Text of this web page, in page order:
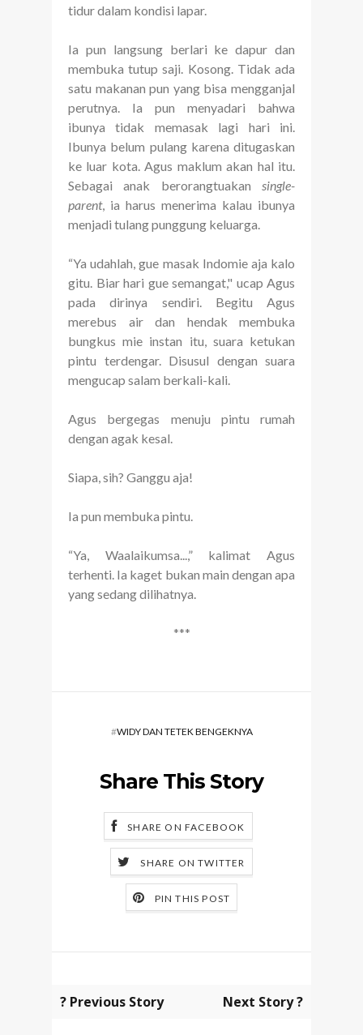
tidur dalam kondisi lapar.
Ia pun langsung berlari ke dapur dan
membuka tutup saji. Kosong. Tidak ada
satu makanan pun yang bisa mengganjal
perutnya. Ia pun menyadari bahwa
ibunya tidak memasak lagi hari ini.
Ibunya belum pulang karena ditugaskan
ke luar kota. Agus maklum akan hal itu.
Sebagai anak berorangtuakan single-
parent, ia harus menerima kalau ibunya
menjadi tulang punggung keluarga.
“Ya udahlah, gue masak Indomie aja kalo
gitu. Biar hari gue semangat," ucap Agus
pada dirinya sendiri. Begitu Agus
merebus air dan hendak membuka
bungkus mie instan itu, suara ketukan
pintu terdengar. Disusul dengan suara
mengucap salam berkali-kali.
Agus bergegas menuju pintu rumah
dengan agak kesal.
Siapa, sih? Ganggu aja!
Ia pun membuka pintu.
“Ya, Waalaikumsa...,” kalimat Agus
terhenti. Ia kaget bukan main dengan apa
yang sedang dilihatnya.
***
#WIDY DAN TETEK BENGEKNYA
Share This Story
SHARE ON FACEBOOK
SHARE ON TWITTER
PIN THIS POST
? Previous Story Next Story ?